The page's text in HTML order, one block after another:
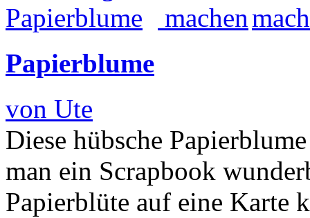
Papierblume
von Ute
Diese hübsche
man ein Scrapbook
Papierblüte auf eine Karte